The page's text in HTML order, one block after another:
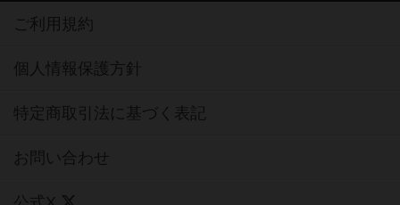
ご利用規約
個人情報保護方針
特定商取引法に基づく表記
お問い合わせ